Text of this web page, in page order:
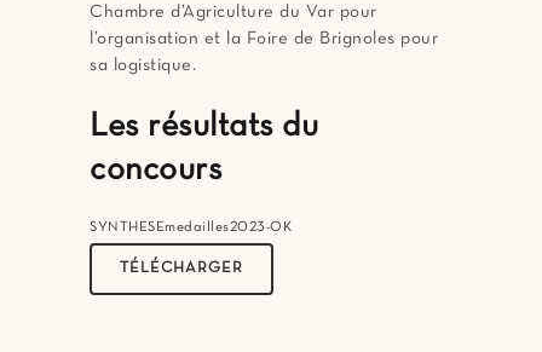
Chambre d’Agriculture du Var pour
l’organisation et la Foire de Brignoles pour
sa logistique.
Les résultats du
concours
SYNTHESEmedailles2023-OK
TÉLÉCHARGER